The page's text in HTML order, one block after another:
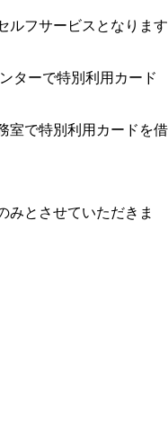
ルフサービスとなります
ターで特別利用カード
室で特別利用カードを借
みとさせていただきま